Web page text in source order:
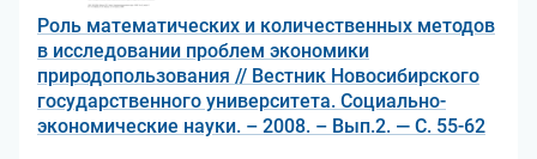
Роль математических и количественных методов
в исследовании проблем экономики
природопользования // Вестник Новосибирского
государственного университета. Социально-
экономические науки. – 2008. – Вып.2. — С. 55-62